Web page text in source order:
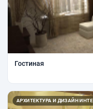
Гостиная
АРХИТЕКТУРА И ДИЗАЙН